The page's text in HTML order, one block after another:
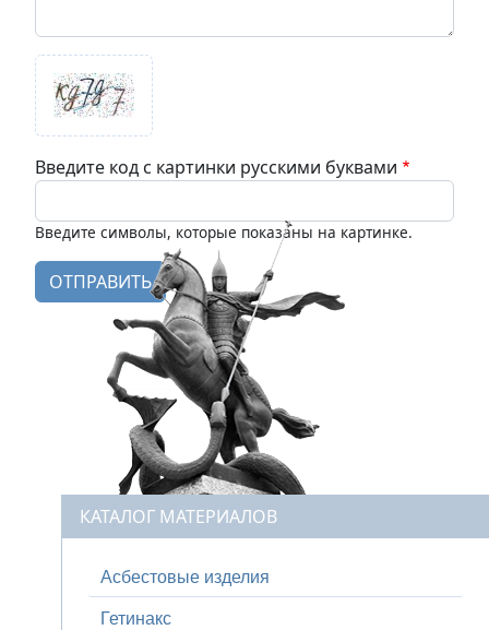
Введите код с картинки русскими буквами
Введите символы, которые показаны на картинке.
КАТАЛОГ МАТЕРИАЛОВ
Асбестовые изделия
Гетинакс